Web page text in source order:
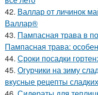
42. Валлар от личинок
Валлар®
43. Пампасная трава в
Пампасная трава:
44. Сроки посадки
45. Огурчики на зиму
вкусные рецепты